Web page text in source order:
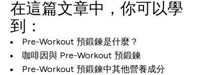
在這篇文章中，你可以學
到：
Pre-Workout 預鍛鍊是什麼？
咖啡因與 Pre-Workout 預鍛鍊
Pre-Workout 預鍛鍊中其他營養成分